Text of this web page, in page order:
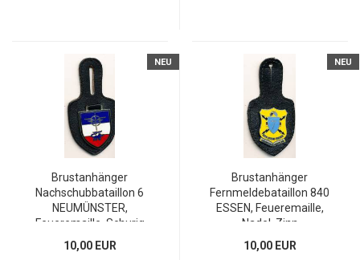
NEU
Brustanhänger
Nachschubbataillon 6
NEUMÜNSTER,
Feueremaille, Schurig
10,00 EUR
NEU
Brustanhänger
Fernmeldebataillon 840
ESSEN, Feueremaille,
Nadel, Zinn
10,00 EUR